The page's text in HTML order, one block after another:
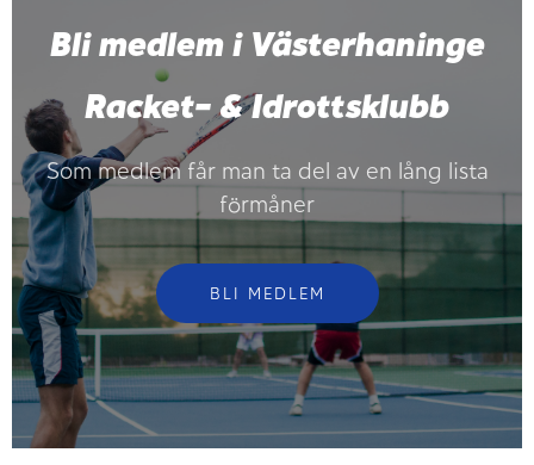
Bli medlem i Västerhaninge
Racket- & Idrottsklubb
Som medlem får man ta del av en lång lista
förmåner
BLI MEDLEM